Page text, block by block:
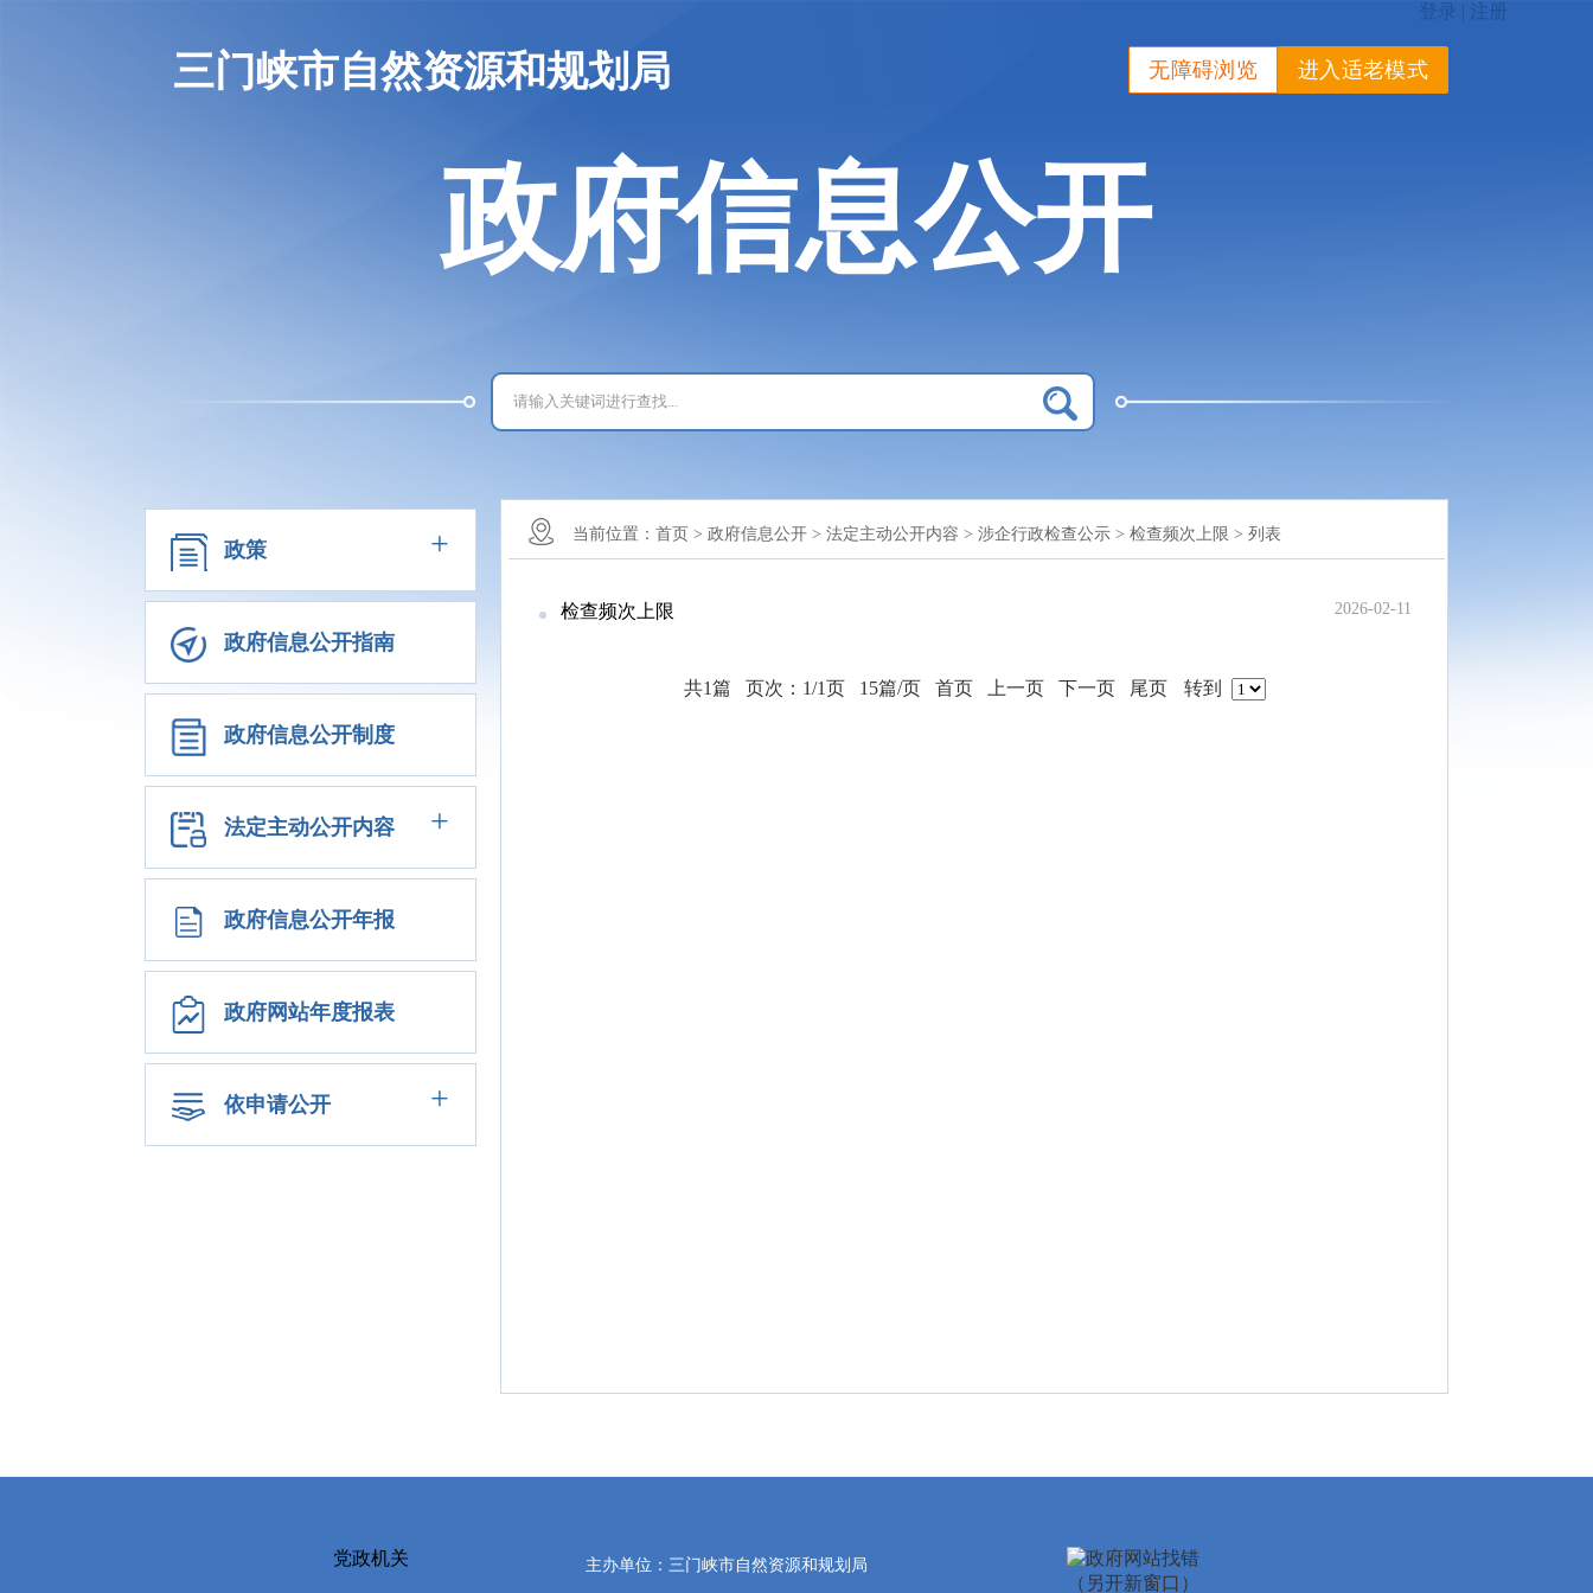
三门峡市自然资源和规划局 无障碍浏览 进入适老模式
政府信息公开
政策 +
政府信息公开指南
政府信息公开制度
法定主动公开内容 +
政府信息公开年报
政府网站年度报表
依申请公开 +
当前位置： 首页 > 政府信息公开 > 法定主动公开内容 > 涉企行政检查公示 > 检查频次上限 > 列表
检查频次上限 2026-02-11
共1篇 页次：1/1页 15篇/页 首页 上一页 下一页 尾页 转到
党政机关 主办单位：三门峡市自然资源和规划局